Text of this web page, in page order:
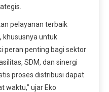
pelayanan terbaik
khususnya untuk
peran penting bagi sektor
SDM, dan sinergi
proses distribusi dapat
waktu,” ujar Eko